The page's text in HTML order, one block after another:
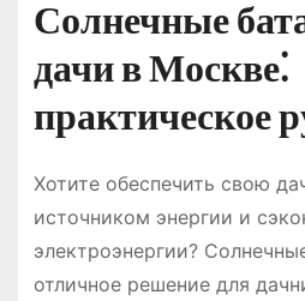
Солнечные
дачи в Москве⁚
практическое
Хотите обеспечить свою
источником энергии и
электроэнергии?
отличное решение для